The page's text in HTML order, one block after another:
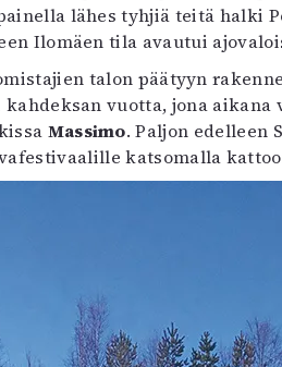
lähes tyhjiä teitä halki
Ilomäen tila avautui
talon päätyyn
vuotta, jona
Massimo. Paljon edelleen
katsomalla